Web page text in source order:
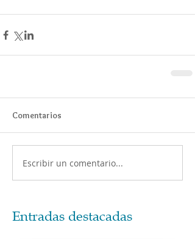
Comentarios
Escribir un comentario...
Entradas destacadas